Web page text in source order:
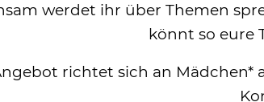
werdet ihr über Themen
könnt so eure
richtet sich an Mädchen*